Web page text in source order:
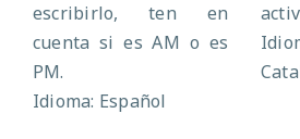
escribirlo, ten en
cuenta si es AM o es
PM.
Idioma: Español